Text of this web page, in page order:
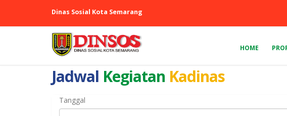
Dinas Sosial Kota Semarang
HOME
Jadwal Kegiatan Kadinas
Tanggal